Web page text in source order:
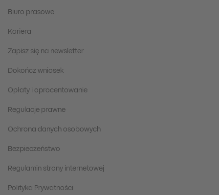
Biuro prasowe
Kariera
Zapisz się na newsletter
Dokończ wniosek
Opłaty i oprocentowanie
Regulacje prawne
Ochrona danych osobowych
Bezpieczeństwo
Regulamin strony internetowej
Polityka Prywatności